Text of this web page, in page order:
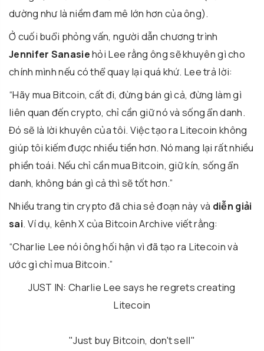
dường như là niềm đam mê lớn hơn của ông).
Ở cuối buổi phỏng vấn, người dẫn chương trình
Jennifer Sanasiehỏi Lee rằng ông sẽ khuyên gì cho
chính mình nếu có thể quay lại quá khứ. Lee trả lời:
“Hãy mua Bitcoin, cất đi, đừng bán gì cả, đừng làm gì
liên quan đến crypto, chỉ cần giữ nó và sống ẩn danh.
Đó sẽ là lời khuyên của tôi. Việc tạo ra Litecoin không
giúp tôi kiếm được nhiều tiền hơn. Nó mang lại rất nhiều
phiền toái. Nếu chỉ cần mua Bitcoin, giữ kín, sống ẩn
danh, không bán gì cả thì sẽ tốt hơn.”
Nhiều trang tin crypto đã chia sẻ đoạn này và diễn giải
sai. Ví dụ, kênh X của Bitcoin Archive viết rằng:
“Charlie Lee nói ông hối hận vì đã tạo ra Litecoin và
ước gì chỉ mua Bitcoin.”
JUST IN: Charlie Lee says he regrets creating
Litecoin
"Just buy Bitcoin, don't sell"